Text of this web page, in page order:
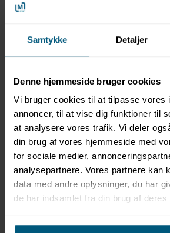
Samtykke Detaljer
Denne hjemmeside bruger cookies
Vi bruger cookies til at tilpasse vores
annoncer, til at vise dig funktioner til
at analysere vores trafik. Vi deler
din brug af vores hjemmeside med
for sociale medier,
analysepartnere. Vores partnere kan
data med andre oplysninger, du har
de har indsamlet fra din brug af deres
15 cm - assorteret |
Nettovægt (gram) 0,00